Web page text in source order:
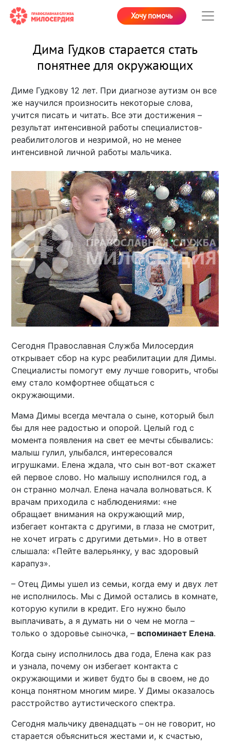
Хочу помочь
Дима Гудков старается стать
понятнее для окружающих
Диме Гудкову 12 лет. При диагнозе аутизм он все
же научился произносить некоторые слова,
учится писать и читать. Все эти достижения –
результат интенсивной работы специалистов-
реабилитологов и незримой, но не менее
интенсивной личной работы мальчика.
Сегодня Православная Служба Милосердия
открывает сбор на курс реабилитации для Димы.
Специалисты помогут ему лучше говорить, чтобы
ему стало комфортнее общаться с
окружающими.
Мама Димы всегда мечтала о сыне, который был
бы для нее радостью и опорой. Целый год с
момента появления на свет ее мечты сбывались:
малыш гулил, улыбался, интересовался
игрушками. Елена ждала, что сын вот-вот скажет
ей первое слово. Но малышу исполнился год, а
он странно молчал. Елена начала волноваться. К
врачам приходила с наблюдениями: «не
обращает внимания на окружающий мир,
избегает контакта с другими, в глаза не смотрит,
не хочет играть с другими детьми». Но в ответ
слышала: «Пейте валерьянку, у вас здоровый
карапуз».
– Отец Димы ушел из семьи, когда ему и двух лет
не исполнилось. Мы с Димой остались в комнате,
которую купили в кредит. Его нужно было
выплачивать, а я думать ни о чем не могла –
только о здоровье сыночка, – вспоминает Елена.
Когда сыну исполнилось два года, Елена как раз
и узнала, почему он избегает контакта с
окружающими и живет будто бы в своем, не до
конца понятном многим мире. У Димы оказалось
расстройство аутистического спектра.
Сегодня мальчику двенадцать – он не говорит, но
старается объясниться жестами и, к счастью,